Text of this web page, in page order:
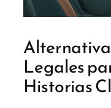
Legales
Historias